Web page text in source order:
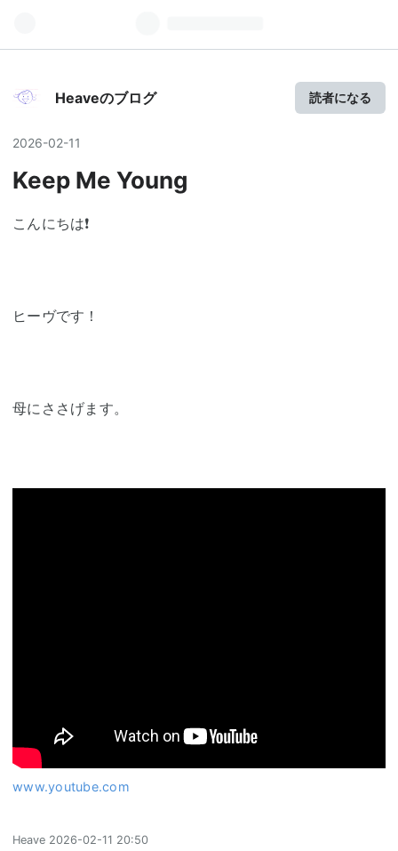
Heaveのブログ 読者になる
2026-02-11
Keep Me Young
こんにちは❗
ヒーヴです！
母にささげます。
www.youtube.com
Heave 2026-02-11 20:50